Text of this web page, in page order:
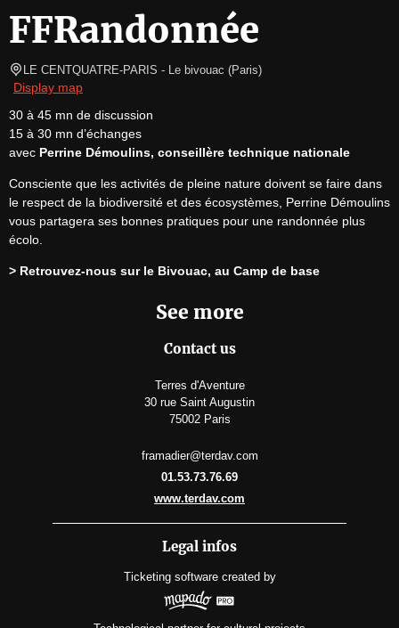
FFRandonnée
LE CENTQUATRE-PARIS - Le bivouac (Paris)
Display map
30 à 45 mn de discussion
15 à 30 mn d’échanges
avec Perrine Démoulins, conseillère technique nationale
Consciente que les activités de pleine nature doivent se faire dans
le respect de la biodiversité et des écosystèmes, Perrine Démoulins
vous partagera ses bonnes pratiques pour une randonnée plus
écolo.
> Retrouvez-nous sur le Bivouac, au Camp de base
See more
Contact us
Terres d'Aventure
30 rue Saint Augustin
75002 Paris
framadier@terdav.com
01.53.73.76.69
www.terdav.com
Legal infos
Ticketing software created by